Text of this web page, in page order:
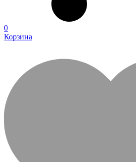
0
Корзина